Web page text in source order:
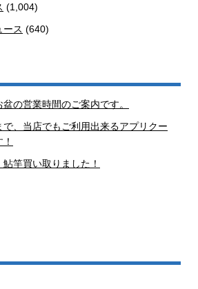
(1,004)
ース (640)
の営業時間のご案内です。
で、当店でもご利用出来るアプリクー
竿買い取りました！